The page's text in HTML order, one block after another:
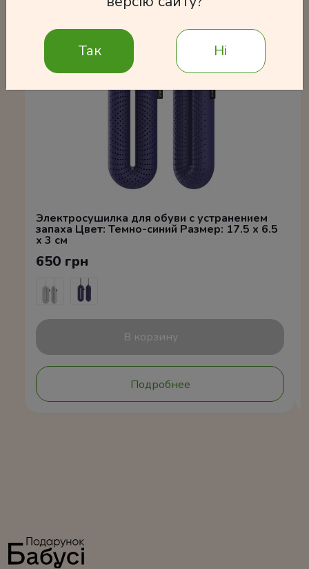
Электросушилка для обуви с устранением
запаха Цвет: Темно-синий Размер: 17.5 x 6.5
x 3 см
650 грн
В корзину
Подробнее
Так Ні